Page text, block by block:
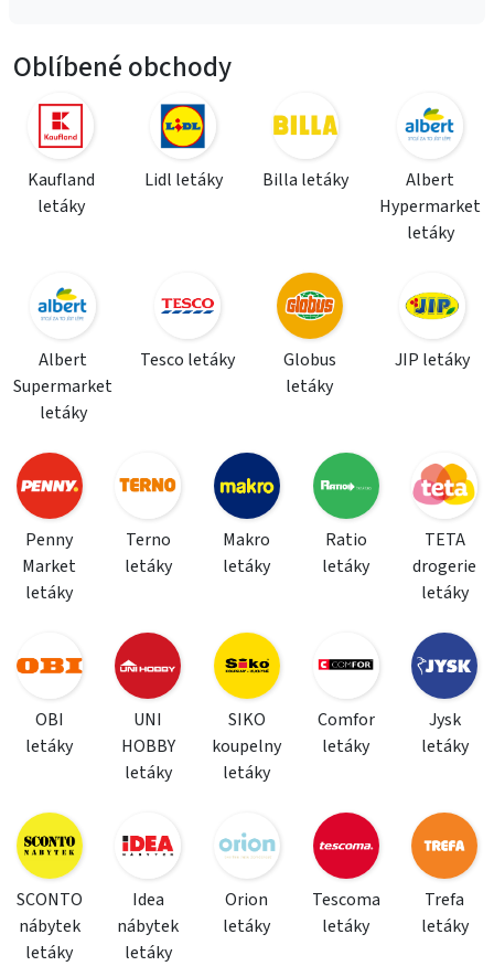
Oblíbené obchody
Kaufland
letáky
Lidl letáky Billa letáky
Albert
Hypermarket
letáky
Albert
Supermarket
letáky
Tesco letáky
Globus
letáky
JIP letáky
Penny
Market
letáky
Terno
letáky
Makro
letáky
Ratio
letáky
TETA
drogerie
letáky
OBI
letáky
UNI
HOBBY
letáky
SIKO
koupelny
letáky
Comfor
letáky
Jysk
letáky
SCONTO
nábytek
letáky
Idea
nábytek
letáky
Orion
letáky
Tescoma
letáky
Trefa
letáky